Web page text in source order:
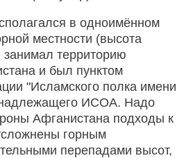
в одноимённом
местности (высота
территорию
и был пунктом
"Исламского полка имени
ИСОА. Надо
Афганистана подходы к
горным
перепадами высот,